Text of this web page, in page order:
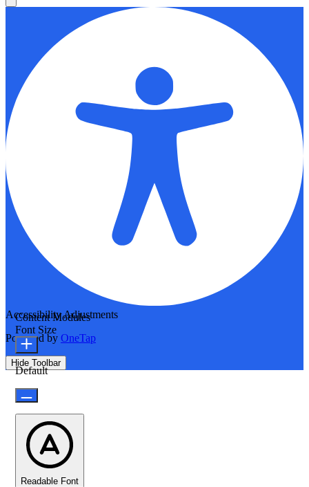
Accessibility Adjustments
Powered by OneTap
Hide Toolbar
Content Modules
Font Size
Default
Readable Font